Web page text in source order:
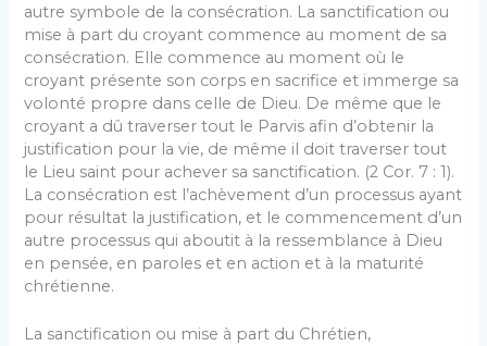
autre symbole de la consécration. La sanctification ou
mise à part du croyant commence au moment de sa
consécration. Elle commence au moment où le
croyant présente son corps en sacrifice et immerge sa
volonté propre dans celle de Dieu. De même que le
croyant a dû traverser tout le Parvis afin d’obtenir la
justification pour la vie, de même il doit traverser tout
le Lieu saint pour achever sa sanctification. (2 Cor. 7 : 1).
La consécration est l’achèvement d’un processus ayant
pour résultat la justification, et le commencement d’un
autre processus qui aboutit à la ressemblance à Dieu
en pensée, en paroles et en action et à la maturité
chrétienne.
La sanctification ou mise à part du Chrétien,